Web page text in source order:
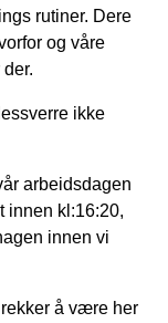
rutiner. Dere
og våre
ikke
arbeidsdagen
innen kl:16:20,
innen vi
å være her